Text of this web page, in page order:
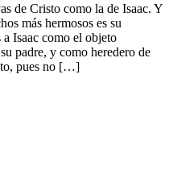
de Cristo como la de Isaac. Y
más hermosos es su
Isaac como el objeto
padre, y como heredero de
pues no […]